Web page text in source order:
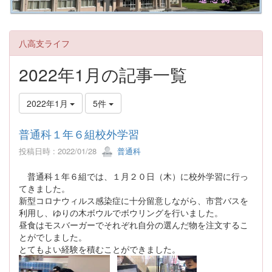
八高支ライフ
2022年1月の記事一覧
2022年1月 5件
普通科１年６組校外学習
投稿日時 : 2022/01/28 普通科
普通科１年６組では、１月２０日（木）に校外学習に行っ
てきました。
新型コロナウィルス感染症に十分留意しながら、市営バスを
利用し、ゆりの木ボウルでボウリングを行いました。
昼食はモスバーガーでそれぞれ自分の選んだ物を注文するこ
とがでしました。
とてもよい経験を積むことができました。